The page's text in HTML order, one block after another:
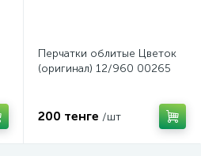
Перчатки облитые Цветок
(оригинал) 12/960 00265
200 тенге /шт